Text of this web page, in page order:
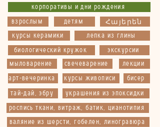
корпоративы и дни рождения
детям
взрослым Հայերեն
украшения из эпоксидки
мыловарение свечеварение
арт-вечеринка бисер
тай-дай, эбру
экскурсии
лепка из глины
роспись ткани, витраж, батик, цианотипия
курсы живописи
лекции
биологический кружок
курсы керамики
валяние из шерсти, гобелен, линогравюра